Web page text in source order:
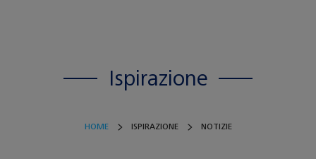
Ispirazione
HOME ISPIRAZIONE NOTIZIE